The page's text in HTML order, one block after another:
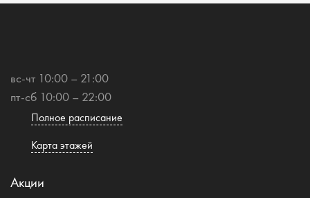
вс-чт 10:00 – 21:00
пт-сб 10:00 – 22:00
Полное расписание
Карта этажей
Акции